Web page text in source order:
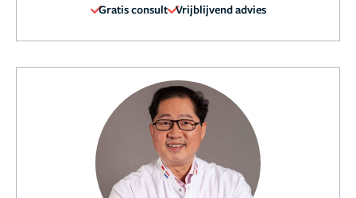
Gratis consult Vrijblijvend advies